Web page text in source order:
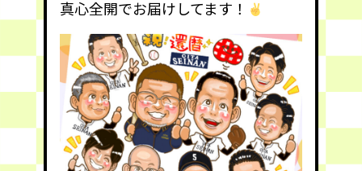
真心全開でお届けしてます！